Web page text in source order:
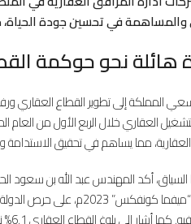
والمساهمة في تحسين جودة
نحو حوكمة
المملكة إلى تطوير القطاع العقاري
مما يساهم في تحقيق الاستدامة
أكد المهندس عبد الله بن سعود
ومعرض “ميفما كونفكس”